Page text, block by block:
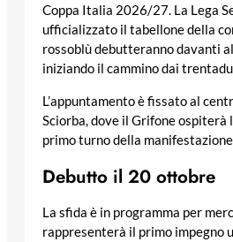
Coppa Italia 2026/27. La Lega
ufficializzato il tabellone della
rossoblù debutteranno davanti
iniziando il cammino dai
L’appuntamento è fissato al
Sciorba, dove il Grifone ospiterà
primo turno della
Debutto il 20 ottobre
La sfida è in programma per
rappresenterà il primo impegno